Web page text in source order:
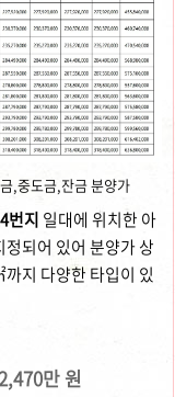
,중도금,잔금 분양가
번지 일대에 위치한 아
되어 있어 분양가 상
지 다양한 타입이 있
만 원